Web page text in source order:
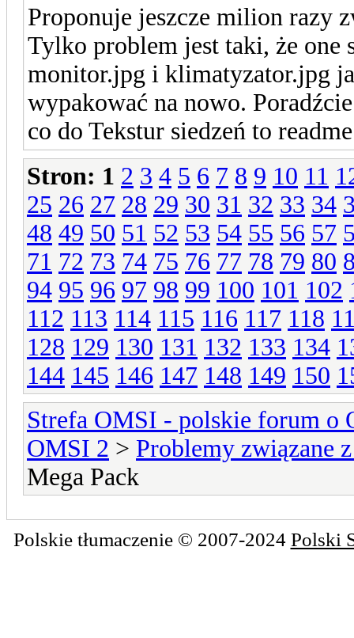
Proponuje jeszcze milion razy
Tylko problem jest taki, że one
monitor.jpg i klimatyzator.jpg
wypakować na nowo.
co do Tekstur siedzeń to
Stron: 1 2 3 4 5 6 7 8 9 10 11
25 26 27 28 29 30 31 32 33 34
48 49 50 51 52 53 54 55 56 57
71 72 73 74 75 76 77 78 79 80
94 95 96 97 98 99 100 101 102
112 113 114 115 116 117 118
128 129 130 131 132 133 134
144 145 146 147 148 149 150
Strefa OMSI - polskie forum o
OMSI 2 > Problemy związane
Mega Pack
Polskie tłumaczenie © 2007-2024 Polski